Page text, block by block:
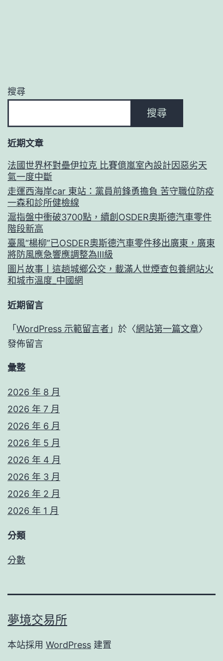
搜尋
搜尋
近期文章
法國世界杯對壘伊拉克 比賽億嵐室內設計因惡劣天
氣一度中斷
走運西海岸car 東站：黨員前鋒勇擔負 苦守職位防疫
一森和診所健檢線
滬指盤中衝破3700點，續創OSDER奧斯德汽車零件
階段新高
臺風“楊柳”已OSDER奧斯德汽車零件移出廣東，廣東
將防風應急響應調整為Ⅲ級
圖片故事丨這趟城鄉公交，載滿人世煙查包養網站火
和城市溫度_中國網
近期留言
「 WordPress 示範留言者 」於〈網站第一篇文章〉
發佈留言
彙整
2026 年 8 月
2026 年 7 月
2026 年 6 月
2026 年 5 月
2026 年 4 月
2026 年 3 月
2026 年 2 月
2026 年 1 月
分類
分數
夢境交易所
本站採用 WordPress 建置